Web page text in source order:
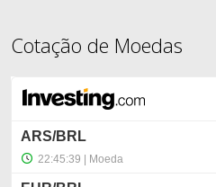
Cotação de Moedas